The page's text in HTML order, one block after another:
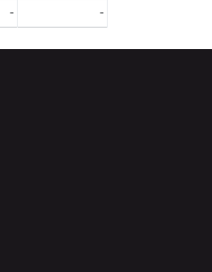
- -